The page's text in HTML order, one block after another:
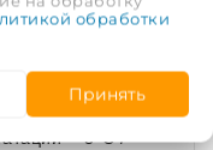
-5°С /
обработки
Принять